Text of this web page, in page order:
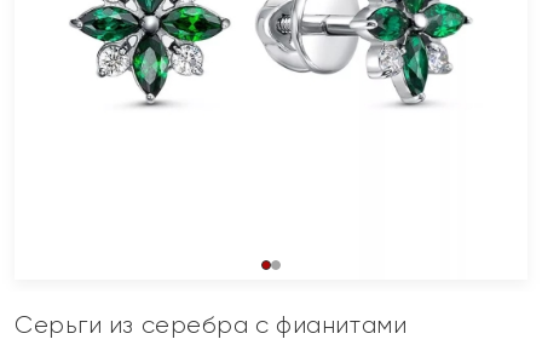
Серьги из серебра с фианитами